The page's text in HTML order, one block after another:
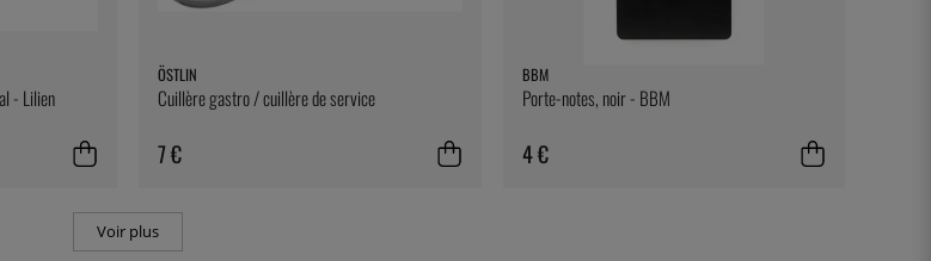
- Lilien
ÖSTLIN
Cuillère gastro / cuillère de service
7 €
BBM
Porte-notes, noir - BBM
4 €
Voir plus